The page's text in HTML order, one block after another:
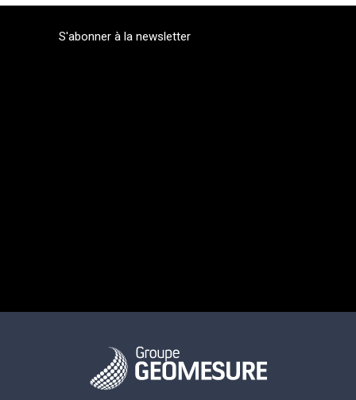
S'abonner à la newsletter